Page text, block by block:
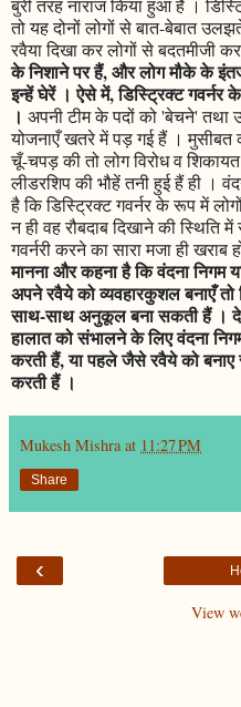
बुरी तरह नाराज किया हुआ है ।
तो यह दोनों लोगों से बात-बेबात
रवैया दिखा कर लोगों से बदतमीजी
के निशाने पर हैं, और लोग मौके के
इन्हें घेरें । ऐसे में, डिस्ट्रिक्ट गवर्नर
। अपनी टीम के पदों को 'बेचने' तथा
योजनाएँ खतरे में पड़ गई हैं । मुसीबत
चूँ-चपड़ की तो लोग विरोध व
लीडरशिप की भौहें तनी हुई हैं ही ।
है कि डिस्ट्रिक्ट गवर्नर के रूप में
न ही वह रौबदाब दिखाने की
गवर्नरी करने का सारा मजा ही खराब
मानना और कहना है कि वंदना निगम
अपने रवैये को व्यवहारकुशल बनाएँ
साथ-साथ अनुकूल बना सकती हैं ।
हालात को संभालने के लिए वंदना
करती हैं, या पहले जैसे रवैये को
करती हैं ।
Mukesh Mishra at 11:27 PM
Share
‹
View